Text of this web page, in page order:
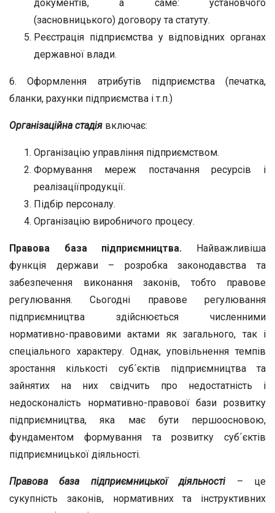
документів, а саме: установчого
(засновницького) договору та статуту.
Реєстрація підприємства у відповідних органах
державної влади.
6. Оформлення атрибутів підприємства (печатка,
бланки, рахунки підприємства і т.п.)
Організаційнастадія включає:
Організацію управління підприємством.
Формування мереж постачання ресурсів і
реалізаціїпродукції.
Підбір персоналу.
Організацію виробничого процесу.
Правова база підприємництва. Найважливіша
функція держави – розробка законодавства та
забезпечення виконання законів, тобто правове
регулювання. Сьогодні правове регулювання
підприємництва здійснюється численними
нормативно-правовими актами як загального, так і
спеціального характеру. Однак, уповільнення темпів
зростання кількості суб´єктів підприємництва та
зайнятих на них свідчить про недостатність і
недосконалість нормативно-правової бази розвитку
підприємництва, яка має бути першоосновою,
фундаментом формування та розвитку суб´єктів
підприємницької діяльності.
Правова база підприємницької діяльності– це
сукупність законів, нормативних та інструктивних